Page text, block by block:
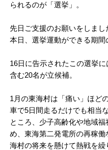
られるのが「選挙」。
先日ご支援のお願いをしま
本日、選挙運動ができる期間
16日に告示されたこの選挙
含む20名が立候補。
1月の東海村は「痛い」ほど
車で5日間走るだけでも相当
ところ、少子高齢化や地域
め、東海第二発電所の再稼
海村の将来を懸けて熱戦を